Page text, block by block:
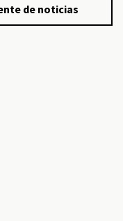
de noticias